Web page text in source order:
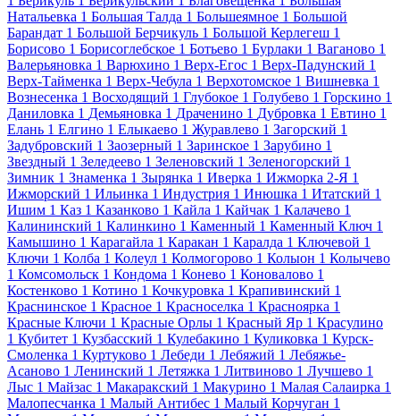
Натальевка 1 Большая Талда 1 Большеямное 1 Большой
Барандат 1 Большой Берчикуль 1 Большой Керлегеш 1
Борисово 1 Борисоглебское 1 Ботьево 1 Бурлаки 1 Ваганово 1
Валерьяновка 1 Варюхино 1 Верх-Егос 1 Верх-Падунский 1
Верх-Тайменка 1 Верх-Чебула 1 Верхотомское 1 Вишневка 1
Вознесенка 1 Восходящий 1 Глубокое 1 Голубево 1 Горскино 1
Даниловка 1 Демьяновка 1 Драченино 1 Дубровка 1 Евтино 1
Елань 1 Елгино 1 Елыкаево 1 Журавлево 1 Загорский 1
Задубровский 1 Заозерный 1 Заринское 1 Зарубино 1
Звездный 1 Зеледеево 1 Зеленовский 1 Зеленогорский 1
Зимник 1 Знаменка 1 Зырянка 1 Иверка 1 Ижморка 2-Я 1
Ижморский 1 Ильинка 1 Индустрия 1 Инюшка 1 Итатский 1
Ишим 1 Каз 1 Казанково 1 Кайла 1 Кайчак 1 Калачево 1
Калининский 1 Калинкино 1 Каменный 1 Каменный Ключ 1
Камышино 1 Карагайла 1 Каракан 1 Каралда 1 Ключевой 1
Ключи 1 Колба 1 Колеул 1 Колмогорово 1 Колыон 1 Колычево
1 Комсомольск 1 Кондома 1 Конево 1 Коновалово 1
Костенково 1 Котино 1 Кочкуровка 1 Крапивинский 1
Краснинское 1 Красное 1 Красноселка 1 Красноярка 1
Красные Ключи 1 Красные Орлы 1 Красный Яр 1 Красулино
1 Кубитет 1 Кузбасский 1 Кулебакино 1 Куликовка 1 Курск-
Смоленка 1 Куртуково 1 Лебеди 1 Лебяжий 1 Лебяжье-
Асаново 1 Ленинский 1 Летяжка 1 Литвиново 1 Лучшево 1
Лыс 1 Майзас 1 Макаракский 1 Макурино 1 Малая Салаирка 1
Малопесчанка 1 Малый Антибес 1 Малый Корчуган 1